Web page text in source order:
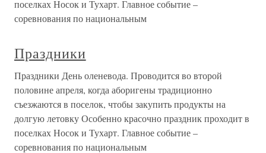
поселках Носок и Тухарт. Главное событие –
соревнования по национальным
Праздники
Праздники День оленевода. Проводится во второй
половине апреля, когда аборигены традиционно
съезжаются в поселок, чтобы закупить продукты на
долгую летовку Особенно красочно праздник проходит в
поселках Носок и Тухарт. Главное событие –
соревнования по национальным